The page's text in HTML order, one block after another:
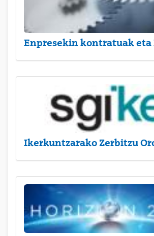
Enpresekin kontratuak eta
Ikerkuntzarako Zerbitzu